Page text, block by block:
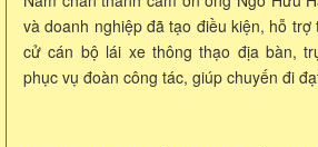
và doanh nghiệp đã tạo điều kiện, hỗ
cử cán bộ lái xe thông thạo địa bàn,
phục vụ đoàn công tác, giúp chuyến đi